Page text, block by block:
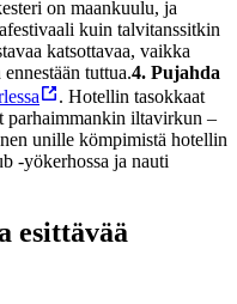
on maankuulu, ja
kuin talvitanssitkin
katsottavaa, vaikka
tuttua.4. Pujahda
. Hotellin tasokkaat
parhaimmankin iltavirkun –
unille kömpimistä hotellin
-yökerhossa ja nauti
esittävää